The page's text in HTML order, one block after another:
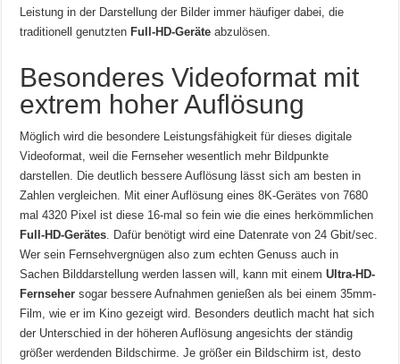
Leistung in der Darstellung der Bilder immer häufiger dabei, die
traditionell genutzten Full-HD-Geräte abzulösen.
Besonderes Videoformat mit
extrem hoher Auflösung
Möglich wird die besondere Leistungsfähigkeit für dieses digitale
Videoformat, weil die Fernseher wesentlich mehr Bildpunkte
darstellen. Die deutlich bessere Auflösung lässt sich am besten in
Zahlen vergleichen. Mit einer Auflösung eines 8K-Gerätes von 7680
mal 4320 Pixel ist diese 16-mal so fein wie die eines herkömmlichen
Full-HD-Gerätes . Dafür benötigt wird eine Datenrate von 24 Gbit/sec.
Wer sein Fernsehvergnügen also zum echten Genuss auch in
Sachen Bilddarstellung werden lassen will, kann mit einemUltra-HD-
Fernseher sogar bessere Aufnahmen genießen als bei einem 35mm-
Film, wie er im Kino gezeigt wird. Besonders deutlich macht hat sich
der Unterschied in der höheren Auflösung angesichts der ständig
größer werdenden Bildschirme. Je größer ein Bildschirm ist, desto